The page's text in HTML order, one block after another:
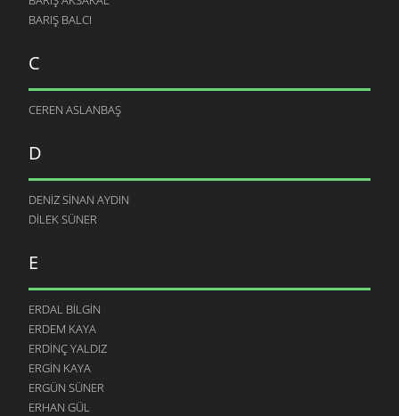
BARIŞ BALCI
C
CEREN ASLANBAŞ
D
DENIZ SINAN AYDIN
DILEK SÜNER
E
ERDAL BILGIN
ERDEM KAYA
ERDINÇ YALDIZ
ERGIN KAYA
ERGÜN SÜNER
ERHAN GÜL